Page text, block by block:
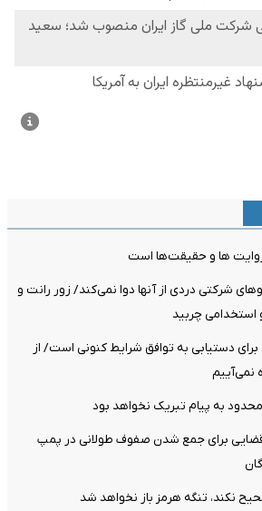
ها و حقیقت‌ها است
شرکتی دردی از آنها دوا نمی‌کند/ زور رانت و
و استخدامی چربید
دستیابی به توافق شرایط کنونی است/ از
نمی‌آییم
به پیام تبریک نخواهد بود
برای جمع شدن صفوف طولانی در پمپ
نکند، تنگه هرمز باز نخواهد شد